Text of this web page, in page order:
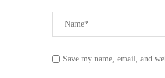
Save my name, email, and